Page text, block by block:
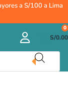
a S/100 a Lima
S/0.00
0